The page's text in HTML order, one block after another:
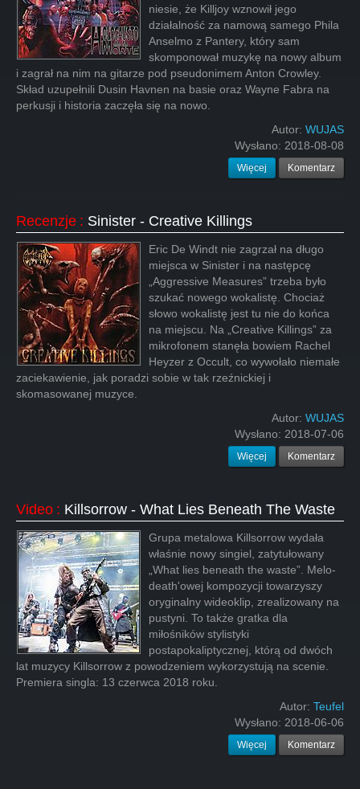
niesie, że Killjoy wznowił jego
działalność za namową samego Phila
Anselmo z Pantery, który sam
skomponował muzykę na nowy album
i zagrał na nim na gitarze pod pseudonimem Anton Crowley.
Skład uzupełnili Dusin Havnen na basie oraz Wayne Fabra na
perkusji i historia zaczęła się na nowo.
Autor: WUJAS
Wysłano: 2018-08-08
Więcej Komentarz
Recenzje : Sinister - Creative Killings
Eric De Windt nie zagrzał na długo
miejsca w Sinister i na następcę
„Aggressive Measures” trzeba było
szukać nowego wokalistę. Chociaż
słowo wokalistę jest tu nie do końca
na miejscu. Na „Creative Killings” za
mikrofonem stanęła bowiem Rachel
Heyzer z Occult, co wywołało niemałe
zaciekawienie, jak poradzi sobie w tak rzeźnickiej i
skomasowanej muzyce.
Autor: WUJAS
Wysłano: 2018-07-06
Więcej Komentarz
Video : Killsorrow - What Lies Beneath The Waste
Grupa metalowa Killsorrow wydała
właśnie nowy singiel, zatytułowany
„What lies beneath the waste”. Melo-
death'owej kompozycji towarzyszy
oryginalny wideoklip, zrealizowany na
pustyni. To także gratka dla
miłośników stylistyki
postapokaliptycznej, którą od dwóch
lat muzycy Killsorrow z powodzeniem wykorzystują na scenie.
Premiera singla: 13 czerwca 2018 roku.
Autor: Teufel
Wysłano: 2018-06-06
Więcej Komentarz